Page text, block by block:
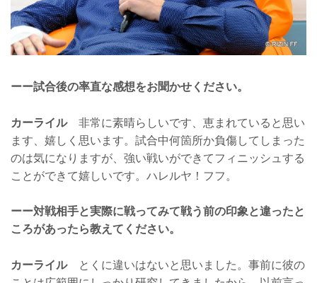
ーー試合後の率直な感想をお聞かせください。
カーライル非常に素晴らしいです、恵まれていると思い
ます、嬉しく思います。試合中何箇所か負傷してしまった
のは気になりますが、強い戦いができてフィニッシュする
ことができて嬉しいです。ハレルヤ！フフ。
ーー対戦相手と実際に戦ってみて戦う前の印象と違ったと
ころがあったら教えてください。
カーライルとくに違いはないと思いました。事前に彼の